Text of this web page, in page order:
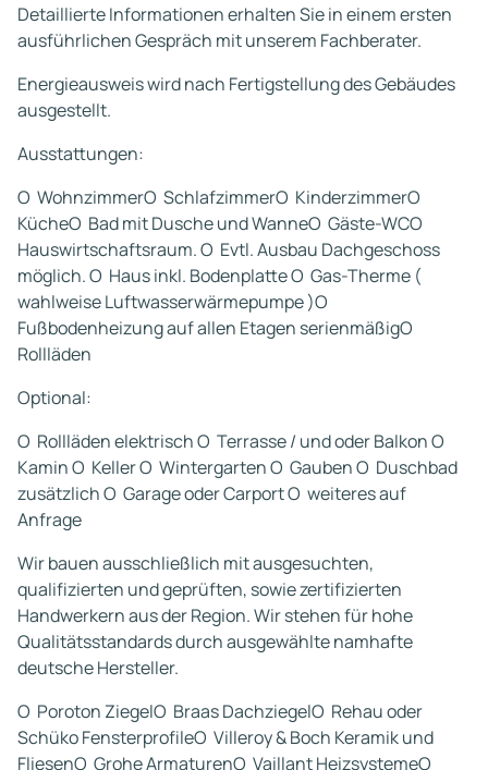
Detaillierte Informationen erhalten Sie in einem ersten
ausführlichen Gespräch mit unserem Fachberater.
Energieausweis wird nach Fertigstellung des Gebäudes
ausgestellt.
Ausstattungen:
O WohnzimmerO SchlafzimmerO KinderzimmerO
KücheO Bad mit Dusche und WanneO Gäste-WCO
Hauswirtschaftsraum. O Evtl. Ausbau Dachgeschoss
möglich. O Haus inkl. Bodenplatte O Gas-Therme (
wahlweise Luftwasserwärmepumpe )O
Fußbodenheizung auf allen Etagen serienmäßigO
Rollläden
Optional:
O Rollläden elektrisch O Terrasse / und oder Balkon O
Kamin O Keller O Wintergarten O Gauben O Duschbad
zusätzlich O Garage oder Carport O weiteres auf
Anfrage
Wir bauen ausschließlich mit ausgesuchten,
qualifizierten und geprüften, sowie zertifizierten
Handwerkern aus der Region. Wir stehen für hohe
Qualitätsstandards durch ausgewählte namhafte
deutsche Hersteller.
O Poroton ZiegelO Braas DachziegelO Rehau oder
Schüko FensterprofileO Villeroy & Boch Keramik und
FliesenO Grohe ArmaturenO Vaillant HeizsystemeO